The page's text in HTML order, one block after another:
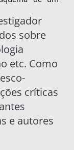
sobre
etc. Como
críticas
e autores